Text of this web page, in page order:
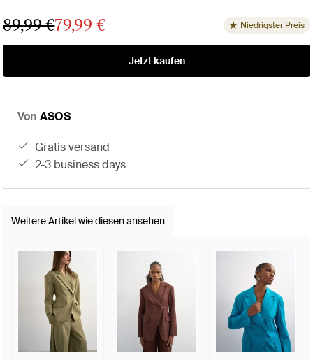
89,99 €79,99 € Niedrigster Preis
Jetzt kaufen
Von ASOS
gratis versand
2-3 business days
Weitere Artikel wie diesen ansehen